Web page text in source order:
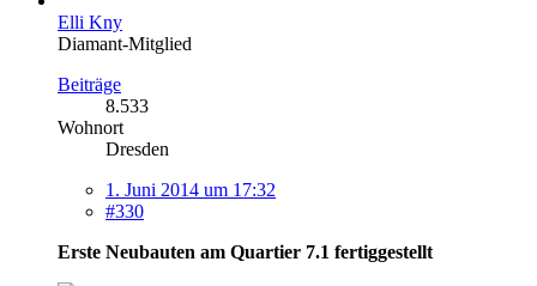
Elli Kny
Diamant-Mitglied
Beiträge
8.533
Wohnort
Dresden
1. Juni 2014 um 17:32
#330
Erste Neubauten am Quartier 7.1 fertiggestellt